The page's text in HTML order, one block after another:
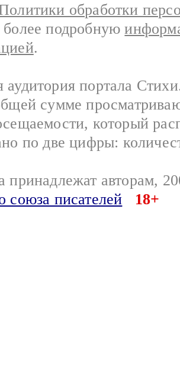
обработки
более подробную
.
аудитория портала
сумме
который
по две цифры:
принадлежат авторам,
союза писателей
18+